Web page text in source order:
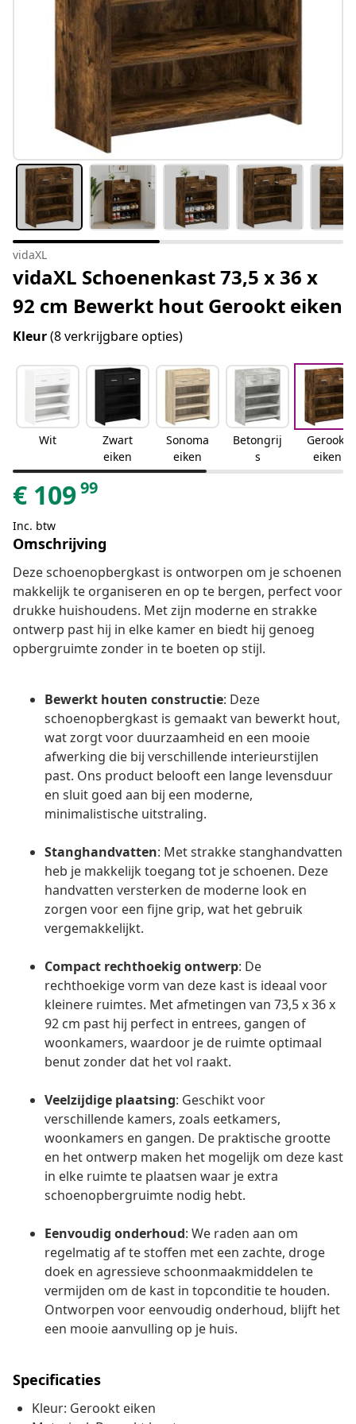
vidaXL
vidaXL Schoenenkast 73,5 x 36 x
92 cm Bewerkt hout Gerookt eiken
Kleur(8 verkrijgbare opties)
Wit
Zwart
eiken
Sonoma
eiken
Betongrij
s
Gerookt
eiken
€ 10999
Inc. btw
Omschrijving
Deze schoenopbergkast is ontworpen om je schoenen
makkelijk te organiseren en op te bergen, perfect voor
drukke huishoudens. Met zijn moderne en strakke
ontwerp past hij in elke kamer en biedt hij genoeg
opbergruimte zonder in te boeten op stijl.
Bewerkt houten constructie: Deze
schoenopbergkast is gemaakt van bewerkt hout,
wat zorgt voor duurzaamheid en een mooie
afwerking die bij verschillende interieurstijlen
past. Ons product belooft een lange levensduur
en sluit goed aan bij een moderne,
minimalistische uitstraling.
Stanghandvatten: Met strakke stanghandvatten
heb je makkelijk toegang tot je schoenen. Deze
handvatten versterken de moderne look en
zorgen voor een fijne grip, wat het gebruik
vergemakkelijkt.
Compact rechthoekig ontwerp: De
rechthoekige vorm van deze kast is ideaal voor
kleinere ruimtes. Met afmetingen van 73,5 x 36 x
92 cm past hij perfect in entrees, gangen of
woonkamers, waardoor je de ruimte optimaal
benut zonder dat het vol raakt.
Veelzijdige plaatsing: Geschikt voor
verschillende kamers, zoals eetkamers,
woonkamers en gangen. De praktische grootte
en het ontwerp maken het mogelijk om deze kast
in elke ruimte te plaatsen waar je extra
schoenopbergruimte nodig hebt.
Eenvoudig onderhoud: We raden aan om
regelmatig af te stoffen met een zachte, droge
doek en agressieve schoonmaakmiddelen te
vermijden om de kast in topconditie te houden.
Ontworpen voor eenvoudig onderhoud, blijft het
een mooie aanvulling op je huis.
Specificaties
Kleur: Gerookt eiken